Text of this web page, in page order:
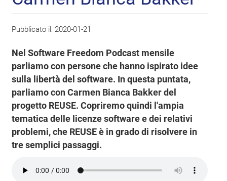
Pubblicato il: 2020-01-21
Nel Software Freedom Podcast mensile
parliamo con persone che hanno ispirato idee
sulla libertà del software. In questa puntata,
parliamo con Carmen Bianca Bakker del
progetto REUSE. Copriremo quindi l'ampia
tematica delle licenze software e dei relativi
problemi, che REUSE è in grado di risolvere in
tre semplici passaggi.